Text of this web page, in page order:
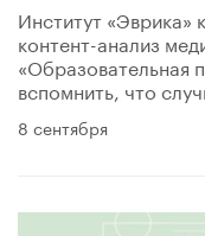
Институт «Эврика»
контент-анализ
«Образовательная
вспомнить, что
8 сентября